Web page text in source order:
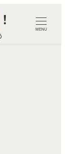
！
MENU